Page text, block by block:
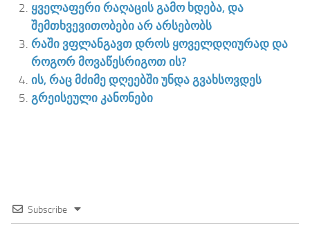
ყველაფერი რაღაცის გამო ხდება, და
შემთხვევითობები არ არსებობს
რაში ვფლანგავთ დროს ყოველდღიურად და
როგორ მოვაწესრიგოთ ის?
ის, რაც მძიმე დღეებში უნდა გვახსოვდეს
გრეისეული კანონები
Subscribe